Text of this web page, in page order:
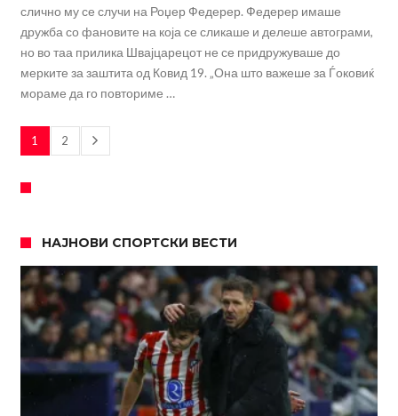
слично му се случи на Роџер Федерер. Федерер имаше
дружба со фановите на која се сликаше и делеше автограми,
но во таа прилика Швајцарецот не се придружуваше до
мерките за заштита од Ковид 19. „Она што важеше за Ѓоковиќ
мораме да го повториме …
1 2
НАЈНОВИ СПОРТСКИ ВЕСТИ